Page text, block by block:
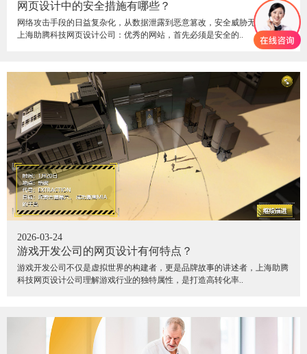
网页设计中的安全措施有哪些？
网络攻击手段的日益复杂化，从数据泄露到恶意篡改，安全威胁无处不在，
上海助腾科技网页设计公司：优秀的网站，首先必须是安全的..
2026-03-24
游戏开发公司的网页设计有何特点？
游戏开发公司不仅是虚拟世界的构建者，更是品牌故事的讲述者，上海助腾
科技网页设计公司理解游戏行业的独特属性，是打造高转化率..